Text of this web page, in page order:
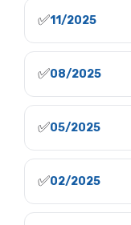
✅11/2025
✅08/2025
✅05/2025
✅02/2025